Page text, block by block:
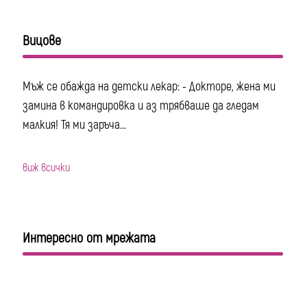
Вицове
Мъж се обажда на детски лекар: - Докторе, жена ми
замина в командировка и аз трябваше да гледам
малкия! Тя ми заръча...
виж всички
Интересно от мрежата